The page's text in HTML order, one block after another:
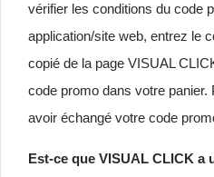
vérifier les conditions du code
application/site web, entrez le
copié de la page VISUAL
code promo dans votre panier.
avoir échangé votre code
Est-ce que VISUAL CLICK a